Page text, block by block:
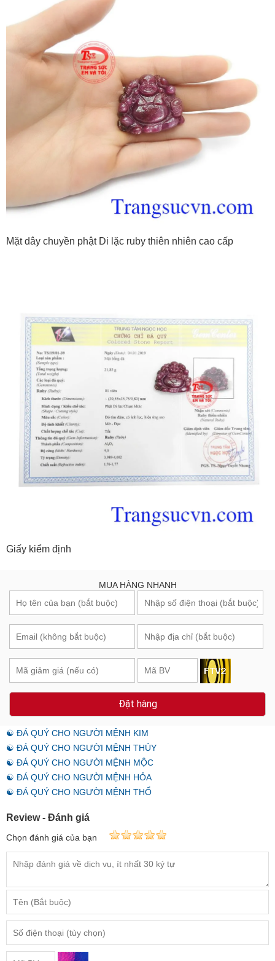
Mặt dây chuyền phật Di lặc ruby thiên nhiên cao cấp
Giấy kiểm định
MUA HÀNG NHANH
Đặt hàng
☯ ĐÁ QUÝ CHO NGƯỜI MỆNH KIM
☯ ĐÁ QUÝ CHO NGƯỜI MỆNH THỦY
☯ ĐÁ QUÝ CHO NGƯỜI MỆNH MỘC
☯ ĐÁ QUÝ CHO NGƯỜI MỆNH HỎA
☯ ĐÁ QUÝ CHO NGƯỜI MỆNH THỔ
Review - Đánh giá
Chọn đánh giá của bạn